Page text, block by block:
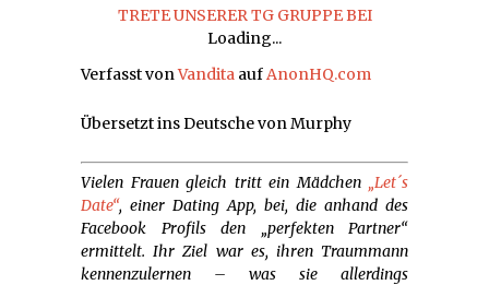
TRETE UNSERER TG GRUPPE BEI
Loading...
Verfasst vonVandita aufAnonHQ.com
Übersetzt ins Deutsche von Murphy
Vielen Frauen gleich tritt ein Mädchen „Let´s
Date“, einer Dating App, bei, die anhand des
Facebook Profils den „perfekten Partner“
ermittelt. Ihr Ziel war es, ihren Traummann
kennenzulernen – was sie allerdings